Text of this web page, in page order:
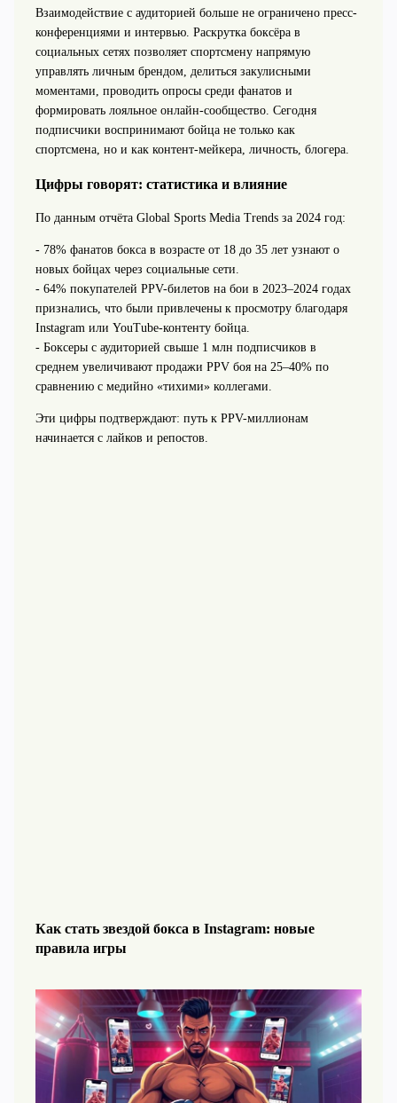
Взаимодействие с аудиторией больше не ограничено пресс-
конференциями и интервью. Раскрутка боксёра в
социальных сетях позволяет спортсмену напрямую
управлять личным брендом, делиться закулисными
моментами, проводить опросы среди фанатов и
формировать лояльное онлайн-сообщество. Сегодня
подписчики воспринимают бойца не только как
спортсмена, но и как контент-мейкера, личность, блогера.
Цифры говорят: статистика и влияние
По данным отчёта Global Sports Media Trends за 2024 год:
- 78% фанатов бокса в возрасте от 18 до 35 лет узнают о
новых бойцах через социальные сети.
- 64% покупателей PPV-билетов на бои в 2023–2024 годах
признались, что были привлечены к просмотру благодаря
Instagram или YouTube-контенту бойца.
- Боксеры с аудиторией свыше 1 млн подписчиков в
среднем увеличивают продажи PPV боя на 25–40% по
сравнению с медийно «тихими» коллегами.
Эти цифры подтверждают: путь к PPV-миллионам
начинается с лайков и репостов.
Как стать звездой бокса в Instagram: новые
правила игры